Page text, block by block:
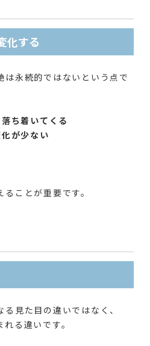
化する
は永続的ではないという点で
ち着いてくる
が少ない
ことが重要です。
見た目の違いではなく、
る違いです。